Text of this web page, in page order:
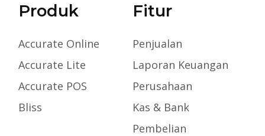
Produk
Accurate Online
Accurate Lite
Accurate POS
Bliss
Fitur
Penjualan
Laporan Keuangan
Perusahaan
Kas & Bank
Pembelian